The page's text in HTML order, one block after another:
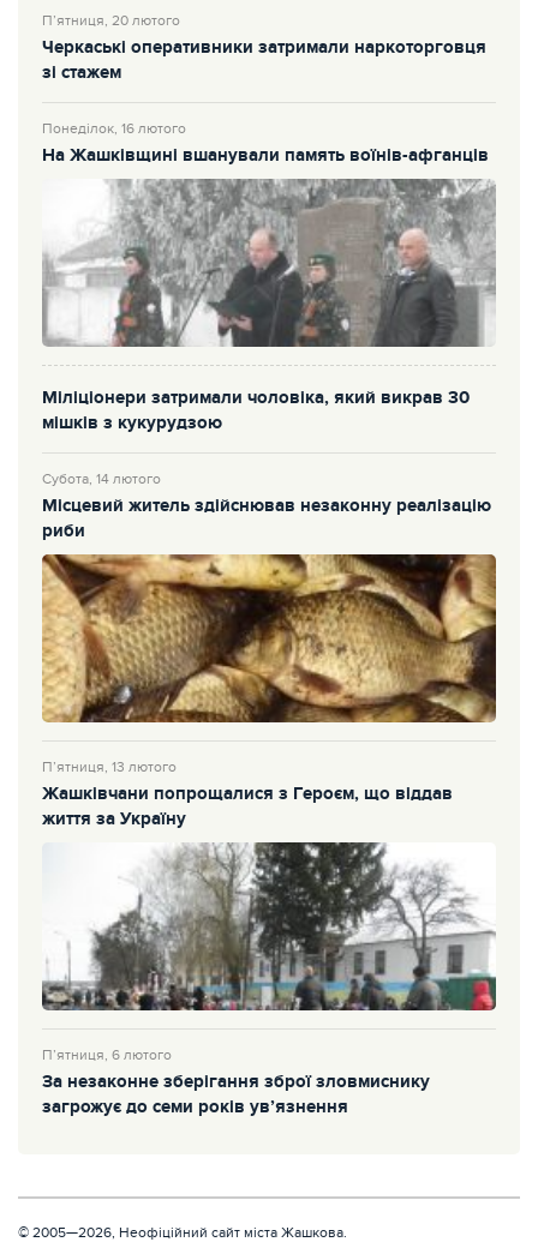
П’ятниця, 20 лютого
Черкаські оперативники затримали наркоторговця
зі стажем
Понеділок, 16 лютого
На Жашківщині вшанували память воїнів-афганців
Міліціонери затримали чоловіка, який викрав 30
мішків з кукурудзою
Субота, 14 лютого
Місцевий житель здійснював незаконну реалізацію
риби
П’ятниця, 13 лютого
Жашківчани попрощалися з Героєм, що віддав
життя за Україну
П’ятниця, 6 лютого
За незаконне зберігання зброї зловмиснику
загрожує до семи років ув’язнення
© 2005—2026, Неофіційний сайт міста Жашкова.